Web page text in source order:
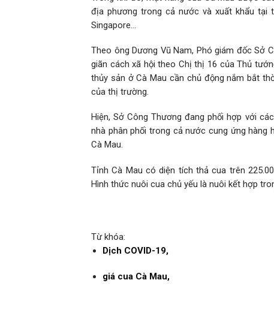
địa phương trong cả nước và xuất khẩu tại
Singapore…
Theo ông Dương Vũ Nam, Phó giám đốc Sở
giãn cách xã hội theo Chị thị 16 của Thủ
thủy sản ở Cà Mau cần chủ động nắm bắt
của thị trường.
Hiện, Sở Công Thương đang phối hợp với
nhà phân phối trong cả nước cung ứng
Cà Mau.
Tỉnh Cà Mau có diện tích thả cua trên
Hình thức nuôi cua chủ yếu là nuôi kết hợp
Từ khóa:
Dịch COVID-19,
giá cua Cà Mau,